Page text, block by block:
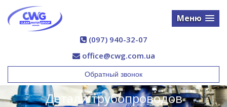
Меню
(097) 940-32-07
office@cwg.com.ua
Обратный звонок
Детали трубопроводов